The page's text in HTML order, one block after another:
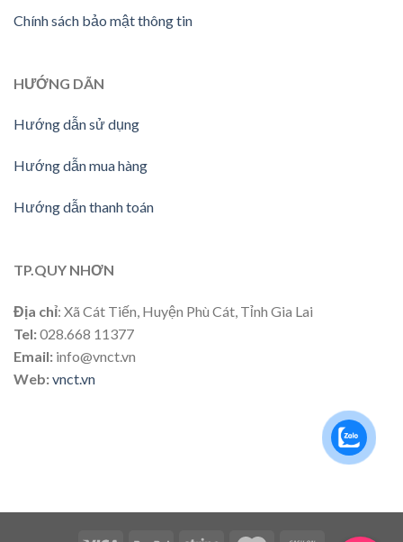
Chính sách bảo mật thông tin
HƯỚNG DÃN
Hướng dẫn sử dụng
Hướng dẫn mua hàng
Hướng dẫn thanh toán
TP.QUY NHƠN
Địa chỉ: Xã Cát Tiến, Huyện Phù Cát, Tỉnh Gia Lai
Tel:028.668 11377
Email: info@vnct.vn
Web:vnct.vn